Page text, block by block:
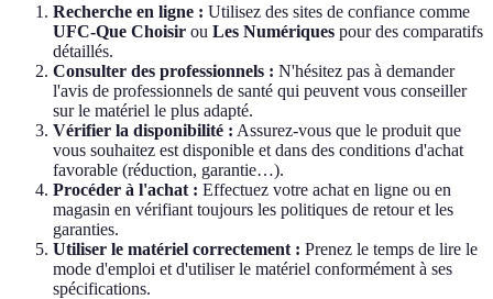
Recherche en ligne : Utilisez des sites de confiance comme
UFC-Que Choisir ou Les Numériques pour des comparatifs
détaillés.
Consulter des professionnels : N'hésitez pas à demander
l'avis de professionnels de santé qui peuvent vous conseiller
sur le matériel le plus adapté.
Vérifier la disponibilité : Assurez-vous que le produit que
vous souhaitez est disponible et dans des conditions d'achat
favorable (réduction, garantie…).
Procéder à l'achat : Effectuez votre achat en ligne ou en
magasin en vérifiant toujours les politiques de retour et les
garanties.
Utiliser le matériel correctement : Prenez le temps de lire le
mode d'emploi et d'utiliser le matériel conformément à ses
spécifications.